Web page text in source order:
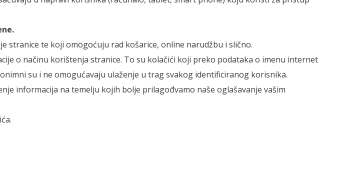
stranice te koji omogoćuju rad košarice, online narudžbu i slično.
o načinu korištenja stranice. To su kolačići koji preko podataka o imenu internet
su i ne omogućavaju ulaženje u trag svakog identificiranog korisnika.
informacija na temelju kojih bolje prilagođvamo naše oglašavanje vašim